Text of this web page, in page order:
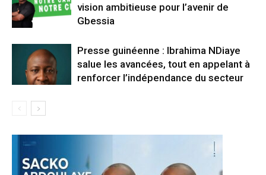
vision ambitieuse pour l’avenir de
Gbessia
Presse guinéenne : Ibrahima NDiaye
salue les avancées, tout en appelant à
renforcer l’indépendance du secteur